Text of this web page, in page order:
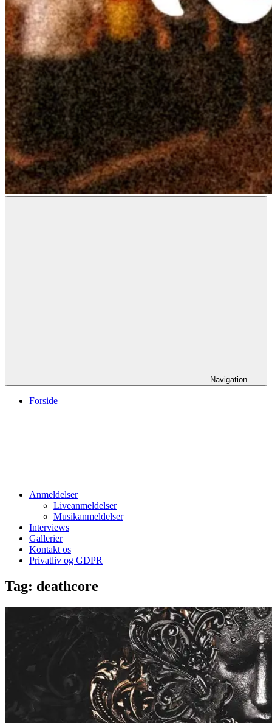
Navigation
Forside
Anmeldelser
Liveanmeldelser
Musikanmeldelser
Interviews
Gallerier
Kontakt os
Privatliv og GDPR
Tag: deathcore